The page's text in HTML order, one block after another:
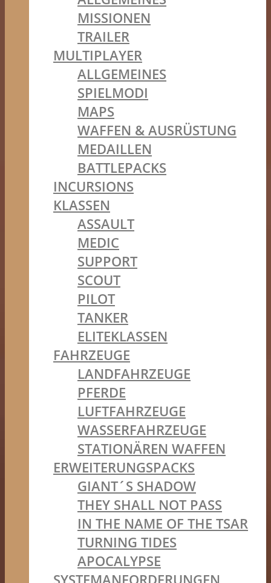
MISSIONEN
TRAILER
MULTIPLAYER
ALLGEMEINES
SPIELMODI
MAPS
WAFFEN & AUSRÜSTUNG
MEDAILLEN
BATTLEPACKS
INCURSIONS
KLASSEN
ASSAULT
MEDIC
SUPPORT
SCOUT
PILOT
TANKER
ELITEKLASSEN
FAHRZEUGE
LANDFAHRZEUGE
PFERDE
LUFTFAHRZEUGE
WASSERFAHRZEUGE
STATIONÄREN WAFFEN
ERWEITERUNGSPACKS
GIANT´S SHADOW
THEY SHALL NOT PASS
IN THE NAME OF THE TSAR
TURNING TIDES
APOCALYPSE